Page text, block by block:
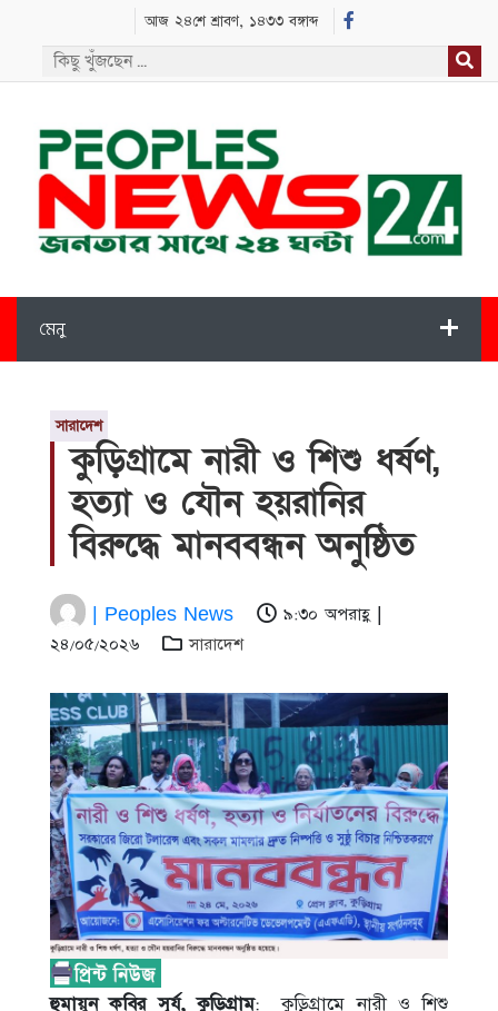
আজ ২৪শে শ্রাবণ, ১৪৩৩ বঙ্গাব্দ
মেনু
সারাদেশ
কুড়িগ্রামে নারী ও শিশু ধর্ষণ,
হত্যা ও যৌন হয়রানির
বিরুদ্ধে মানববন্ধন অনুষ্ঠিত
| Peoples News
৯:৩০ অপরাহ্ণ |
২৪/০৫/২০২৬
সারাদেশ
হুমায়ুন কবির সূর্য, কুড়িগ্রাম: কুড়িগ্রামে নারী ও ‍শিশু